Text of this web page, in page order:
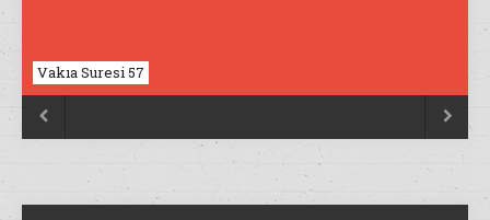
Vakıa Suresi 57
Nahl Suresi 17
 